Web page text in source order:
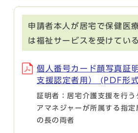
申請者本人が居宅で保健医
は福祉サービスを受けてい
個人番号カード顔写真証
支援認定者用） (PDF形
証明者：居宅介護支援を行う
アマネジャーが所属する指
の長の両者